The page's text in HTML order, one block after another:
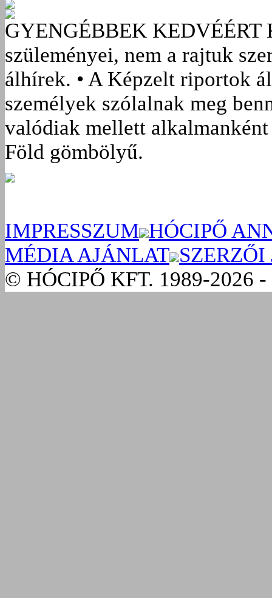
GYENGÉBBEK KEDVÉÉRT
szüleményei, nem a rajtuk
álhírek. • A Képzelt riportok
személyek szólalnak meg
valódiak mellett
Föld gömbölyű.
IMPRESSZUM HÓCIPŐ
MÉDIA AJÁNLAT SZERZŐI
© HÓCIPŐ KFT. 1989-2026